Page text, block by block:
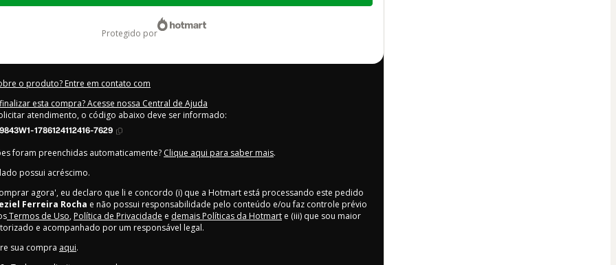
protegido por
o produto? Entre em contato com
esta compra? Acesse nossa Central de Ajuda
atendimento, o código abaixo deve ser informado:
1786124112416-7629
foram preenchidas automaticamente? Clique aqui para saber mais.
possui acréscimo.
agora', eu declaro que li e concordo (i) que a Hotmart está processando este pedido
Ferreira Rocha e não possui responsabilidade pelo conteúdo e/ou faz controle prévio
Termos de Uso, Política de Privacidade e demais Políticas da Hotmart e (iii) que sou maior
e acompanhado por um responsável legal.
sua compra aqui.